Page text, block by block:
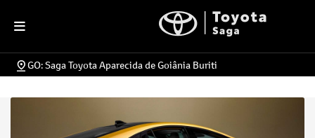
GO: Saga Toyota Aparecida de Goiânia Buriti